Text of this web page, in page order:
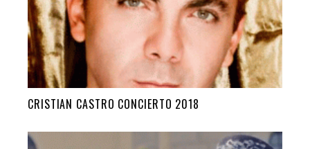
CRISTIAN CASTRO CONCIERTO 2018